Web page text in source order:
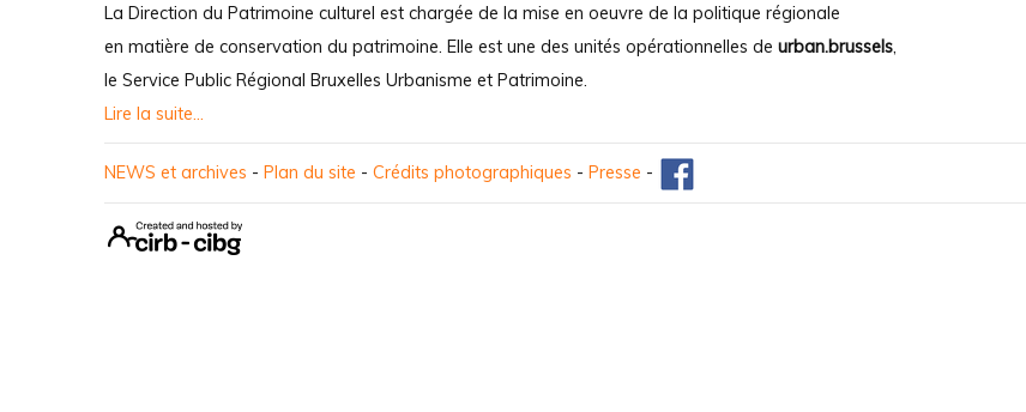
La Direction du Patrimoine culturel est chargée de la mise en oeuvre de la politique régionale
en matière de conservation du patrimoine. Elle est une des unités opérationnelles de urban.brussels,
le Service Public Régional Bruxelles Urbanisme et Patrimoine.
Lire la suite...
NEWS et archives - Plan du site - Crédits photographiques - Presse -